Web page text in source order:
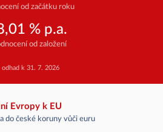
od začátku roku
% p.a.
od založení
odhad k 31. 7. 2026
Evropy k EU
do české koruny vůči euru